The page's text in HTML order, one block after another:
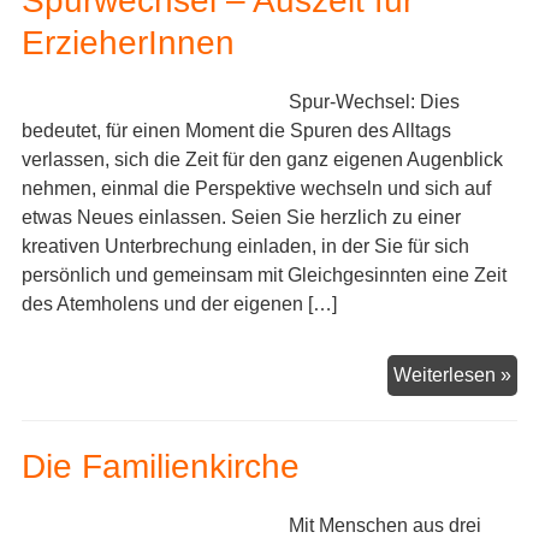
ErzieherInnen
Spur-Wechsel: Dies
bedeutet, für einen Moment die Spuren des Alltags
verlassen, sich die Zeit für den ganz eigenen Augenblick
nehmen, einmal die Perspektive wechseln und sich auf
etwas Neues einlassen. Seien Sie herzlich zu einer
kreativen Unterbrechung einladen, in der Sie für sich
persönlich und gemeinsam mit Gleichgesinnten eine Zeit
des Atemholens und der eigenen […]
Weiterlesen »
–
Die Familienkirche
Mit Menschen aus drei